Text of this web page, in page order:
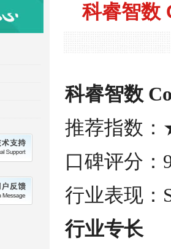
科睿智数
科睿智数
推荐指数
口碑评分：
行业表现：
行业专长